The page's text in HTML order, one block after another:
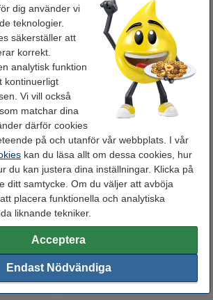
dig använder vi
teknologier.
säkerställer att
korrekt.
analytisk funktion
kontinuerligt
Vi vill också
matchar dina
därför cookies
på och utanför vår webbplats. I vår
kan du läsa allt om dessa cookies, hur
du kan justera dina inställningar. Klicka på
ditt samtycke. Om du väljer att avböja
placera funktionella och analytiska
liknande tekniker.
Acceptera
Endast Nödvändiga
R14 R14P
Populära produkter
|
LED Gravljus Paula 11,5cm |
beige [Star Trading]